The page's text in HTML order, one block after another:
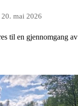
20. mai 2026
til en gjennomgang av